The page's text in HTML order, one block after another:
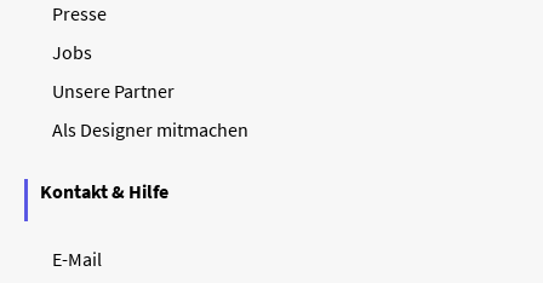
Presse
Jobs
Unsere Partner
Als Designer mitmachen
Kontakt & Hilfe
E-Mail